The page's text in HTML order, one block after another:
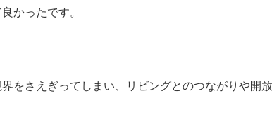
かったです。
をさえぎってしまい、リビングとのつながりや開